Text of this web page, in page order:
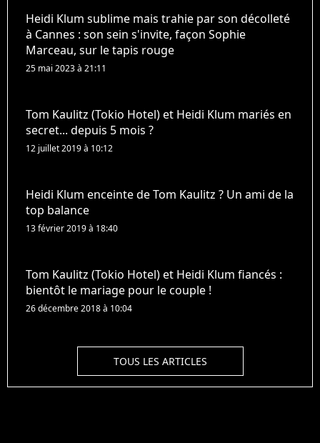
Heidi Klum sublime mais trahie par son décolleté
à Cannes : son sein s'invite, façon Sophie
Marceau, sur le tapis rouge
25 mai 2023 à 21:11
Tom Kaulitz (Tokio Hotel) et Heidi Klum mariés en
secret... depuis 5 mois ?
12 juillet 2019 à 10:12
Heidi Klum enceinte de Tom Kaulitz ? Un ami de la
top balance
13 février 2019 à 18:40
Tom Kaulitz (Tokio Hotel) et Heidi Klum fiancés :
bientôt le mariage pour le couple !
26 décembre 2018 à 10:04
TOUS LES ARTICLES